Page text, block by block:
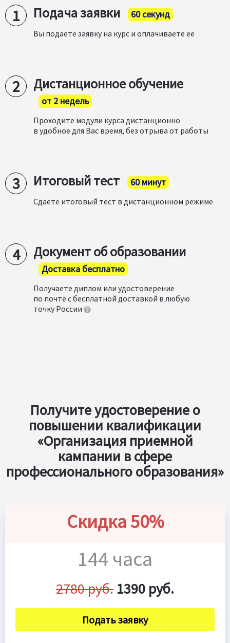
Подача заявки 60 секунд
Вы подаете заявку на курс и оплачиваете её
Дистанционное обучение
от 2 недель
Проходите модули курса дистанционно
в удобное для Вас время, без отрыва от работы
Итоговый тест 60 минут
Сдаете итоговый тест в дистанционном режиме
Документ об образовании
Доставка бесплатно
Получаете диплом или удостоверение
по почте с бесплатной доставкой в любую
точку России
Получите удостоверение о
повышении квалификации
«Организация приемной
кампании в сфере
профессионального образования»
Скидка 50%
144 часа
2780 руб. 1390 руб.
Подать заявку